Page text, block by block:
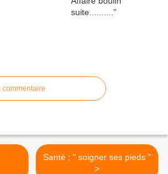
commentaire
Santé ; " soigner ses pieds "
>